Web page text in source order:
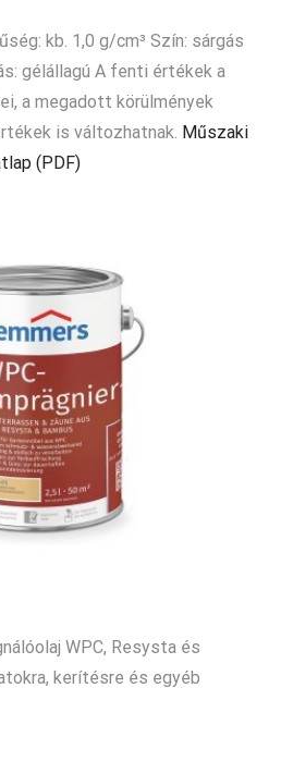
kb. 1,0 g/cm³ Szín: sárgás
gélállagú A fenti értékek a
a megadott körülmények
is változhatnak. Műszaki
(PDF)
WPC, Resysta és
kerítésre és egyéb